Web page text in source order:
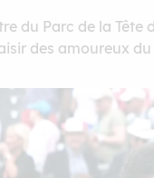
du Parc de la
des amoureux